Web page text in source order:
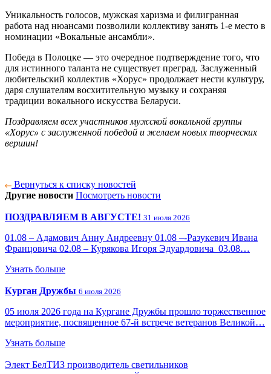
Уникальность голосов, мужская харизма и филигранная
работа над нюансами позволили коллективу занять 1-е место в
номинации «Вокальные ансамбли».
Победа в Полоцке — это очередное подтверждение того, что
для истинного таланта не существует преград. Заслуженный
любительский коллектив «Хорус» продолжает нести культуру,
даря слушателям восхитительную музыку и сохраняя
традиции вокального искусства Беларуси.
Поздравляем всех участников мужской вокальной группы
«Хорус» с заслуженной победой и желаем новых творческих
вершин!
Вернуться к списку новостей
Другие новости Посмотреть новости
ПОЗДРАВЛЯЕМ В АВГУСТЕ! 31 июля 2026
01.08 – Адамович Анну Андреевну 01.08 –-Разукевич Ивана
Францовича 02.08 – Курякова Игоря Эдуардовича 03.08…
Узнать больше
Курган Дружбы 6 июля 2026
05 июля 2026 года на Кургане Дружбы прошло торжественное
мероприятие, посвященное 67-й встрече ветеранов Великой…
Узнать больше
Элект БелТИЗ производитель светильников